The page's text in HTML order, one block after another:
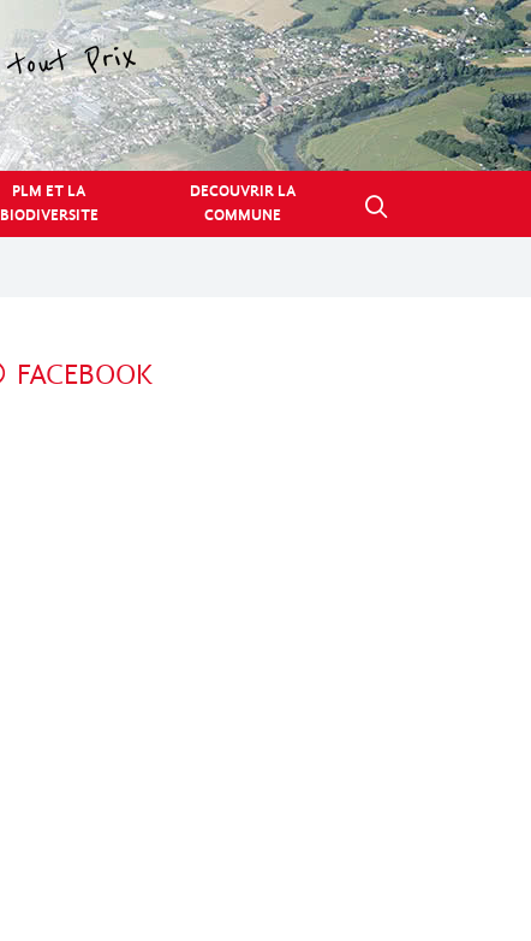
PLM ET LA
BIODIVERSITE
DECOUVRIR LA
COMMUNE
FACEBOOK